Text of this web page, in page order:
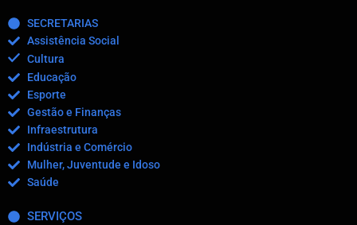
SECRETARIAS
Assistência Social
Cultura
Educação
Esporte
Gestão e Finanças
Infraestrutura
Indústria e Comércio
Mulher, Juventude e Idoso
Saúde
SERVIÇOS